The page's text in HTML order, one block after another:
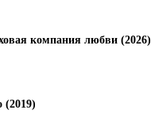
компания любви (2026)
(2019)